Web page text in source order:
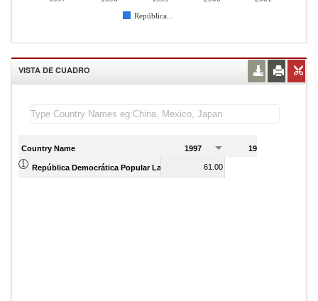
República...
VISTA DE CUADRO
Country Name 1997 1998
República Democrática Popular Lao 61.00